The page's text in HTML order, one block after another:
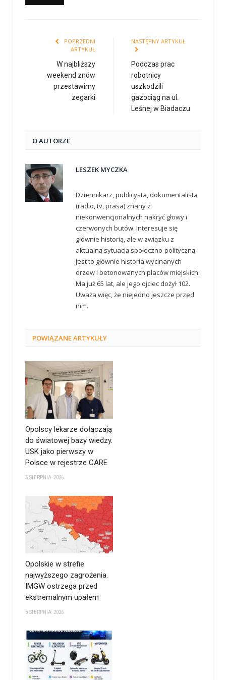
POPRZEDNI
ARTYKUŁ
W najbliższy
weekend znów
przestawimy
zegarki
NASTĘPNY ARTYKUŁ
Podczas prac
robotnicy
uszkodzili
gazociąg na ul.
Leśnej w Biadaczu
O AUTORZE
LESZEK MYCZKA
Dziennikarz, publicysta, dokumentalista
(radio, tv, prasa) znany z
niekonwencjonalnych nakryć głowy i
czerwonych butów. Interesuje się
głównie historią, ale w związku z
aktualną sytuacją społeczno-polityczną
jest to głównie historia wycinanych
drzew i betonowanych placów miejskich.
Ma już 65 lat, ale jego ojciec dożył 102.
Uważa więc, że niejedno jeszcze przed
nim.
POWIĄZANEARTYKUŁY
Opolscy lekarze dołączają
do światowej bazy wiedzy.
USK jako pierwszy w
Polsce w rejestrze CARE
5 SIERPNIA 2026
Opolskie w strefie
najwyższego zagrożenia.
IMGW ostrzega przed
ekstremalnym upałem
5 SIERPNIA 2026